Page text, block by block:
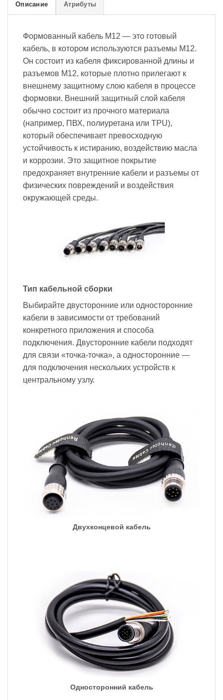
Описание Атрибуты
Формованный кабель M12 — это готовый
кабель, в котором используются разъемы M12.
Он состоит из кабеля фиксированной длины и
разъемов M12, которые плотно прилегают к
внешнему защитному слою кабеля в процессе
формовки. Внешний защитный слой кабеля
обычно состоит из прочного материала
(например, ПВХ, полиуретана или TPU),
который обеспечивает превосходную
устойчивость к истиранию, воздействию масла
и коррозии. Это защитное покрытие
предохраняет внутренние кабели и разъемы от
физических повреждений и воздействия
окружающей среды.
Тип кабельной сборки
Выбирайте двусторонние или односторонние
кабели в зависимости от требований
конкретного приложения и способа
подключения. Двусторонние кабели подходят
для связи «точка-точка», а односторонние —
для подключения нескольких устройств к
центральному узлу.
Двухконцевой кабель
Односторонний кабель